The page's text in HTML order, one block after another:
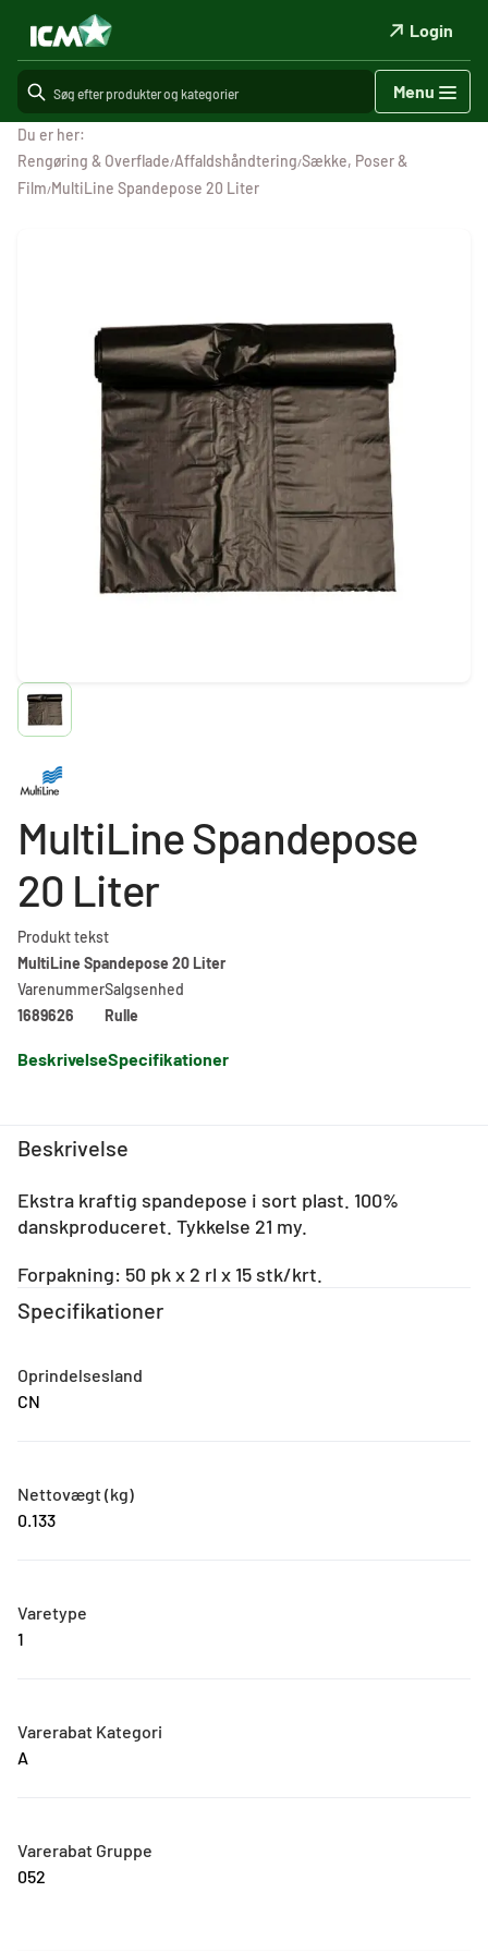
Login
Menu
Du er her:
Rengøring & Overflade/Affaldshåndtering/Sække, Poser &
Film/MultiLine Spandepose 20 Liter
MultiLine Spandepose
20 Liter
Produkt tekst
MultiLine Spandepose 20 Liter
Varenummer
1689626
Salgsenhed
Rulle
BeskrivelseSpecifikationer
Beskrivelse
Ekstra kraftig spandepose i sort plast. 100%
danskproduceret. Tykkelse 21 my.
Forpakning: 50 pk x 2 rl x 15 stk/krt.
Specifikationer
Oprindelsesland
CN
Nettovægt (kg)
0.133
Varetype
1
Varerabat Kategori
A
Varerabat Gruppe
052